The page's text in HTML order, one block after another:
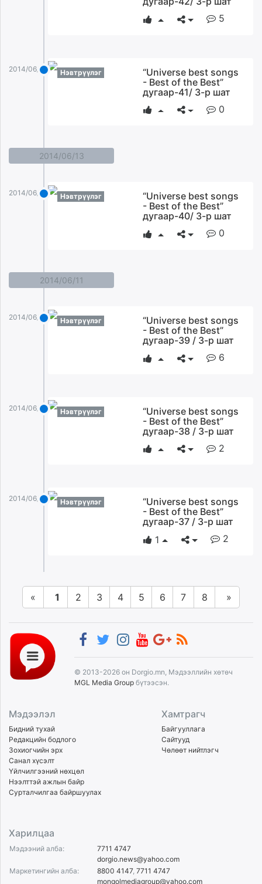
5
2014/06/15 Нэвтрүүлэг
“Universe best songs
- Best of the Best”
дугаар-41/ 3-р шат
0
2014/06/13
2014/06/13 Нэвтрүүлэг
“Universe best songs
- Best of the Best”
дугаар-40/ 3-р шат
0
2014/06/11
2014/06/11 Нэвтрүүлэг
“Universe best songs
- Best of the Best”
дугаар-39 / 3-р шат
6
2014/06/11 Нэвтрүүлэг
“Universe best songs
- Best of the Best”
дугаар-38 / 3-р шат
2
2014/06/11 Нэвтрүүлэг
“Universe best songs
- Best of the Best”
дугаар-37 / 3-р шат
1
2
« 1 2 3 4 5 6 7 8 »
© 2013-2026 он Dorgio.mn, Мэдээллийн хөтөч
MGL Media Group бүтээсэн.
Мэдээлэл
Бидний тухай
Редакцийн бодлого
Зохиогчийн эрх
Санал хүсэлт
Үйлчилгээний нөхцөл
Нээлттэй ажлын байр
Сурталчилгаа байршуулах
Хамтрагч
Байгууллага
Сайтууд
Чөлөөт нийтлэгч
Харилцаа
Мэдээний алба:
7711 4747
dorgio.news@yahoo.com
Маркетингийн алба:
8800 4147 7711 4747
mongolmediagroup@yahoo.com